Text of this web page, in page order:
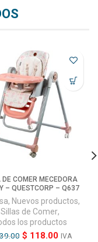
DE COMER MECEDORA
– QUESTCORP – Q637
, Nuevos productos,
Sillas de Comer,
los productos
$ 118.00 IVA